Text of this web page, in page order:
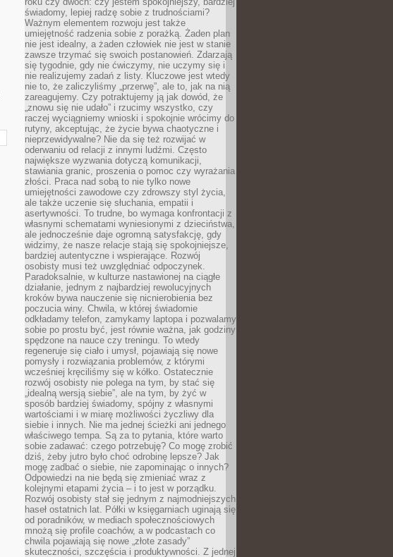
świadomy, lepiej radzę sobie z trudnościami?
Ważnym elementem rozwoju jest także
umiejętność radzenia sobie z porażką. Żaden plan
nie jest idealny, a żaden człowiek nie jest w stanie
zawsze trzymać się swoich postanowień. Zdarzają
się tygodnie, gdy nie ćwiczymy, nie uczymy się i
nie realizujemy zadań z listy. Kluczowe jest wtedy
nie to, że zaliczyliśmy „przerwę”, ale to, jak na nią
zareagujemy. Czy potraktujemy ją jak dowód, że
„znowu się nie udało” i rzucimy wszystko, czy
raczej wyciągniemy wnioski i spokojnie wrócimy do
rutyny, akceptując, że życie bywa chaotyczne i
nieprzewidywalne? Nie da się też rozwijać w
oderwaniu od relacji z innymi ludźmi. Często
największe wyzwania dotyczą komunikacji,
stawiania granic, proszenia o pomoc czy wyrażania
złości. Praca nad sobą to nie tylko nowe
umiejętności zawodowe czy zdrowszy styl życia,
ale także uczenie się słuchania, empatii i
asertywności. To trudne, bo wymaga konfrontacji z
własnymi schematami wyniesionymi z dzieciństwa,
ale jednocześnie daje ogromną satysfakcję, gdy
widzimy, że nasze relacje stają się spokojniejsze,
bardziej autentyczne i wspierające. Rozwój
osobisty musi też uwzględniać odpoczynek.
Paradoksalnie, w kulturze nastawionej na ciągłe
działanie, jednym z najbardziej rewolucyjnych
kroków bywa nauczenie się nicnierobienia bez
poczucia winy. Chwila, w której świadomie
odkładamy telefon, zamykamy laptopa i pozwalamy
sobie po prostu być, jest równie ważna, jak godziny
spędzone na nauce czy treningu. To wtedy
regeneruje się ciało i umysł, pojawiają się nowe
pomysły i rozwiązania problemów, z którymi
wcześniej kręciliśmy się w kółko. Ostatecznie
rozwój osobisty nie polega na tym, by stać się
„idealną wersją siebie”, ale na tym, by żyć w
sposób bardziej świadomy, spójny z własnymi
wartościami i w miarę możliwości życzliwy dla
siebie i innych. Nie ma jednej ścieżki ani jednego
właściwego tempa. Są za to pytania, które warto
sobie zadawać: czego potrzebuję? Co mogę zrobić
dziś, żeby jutro było choć odrobinę lepsze? Jak
mogę zadbać o siebie, nie zapominając o innych?
Odpowiedzi na nie będą się zmieniać wraz z
kolejnymi etapami życia – i to jest w porządku.
Rozwój osobisty stał się jednym z najmodniejszych
haseł ostatnich lat. Półki w księgarniach uginają się
od poradników, w mediach społecznościowych
mnożą się profile coachów, a w podcastach co
chwila pojawiają się nowe „złote zasady”
skuteczności, szczęścia i produktywności. Z jednej